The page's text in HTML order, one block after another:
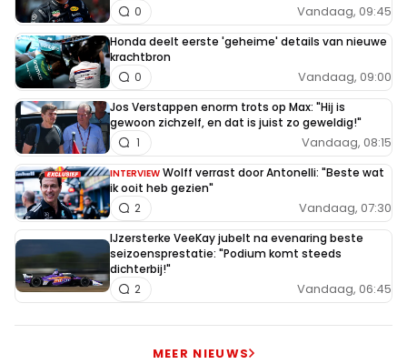
Vandaag, 09:45
0
Honda deelt eerste 'geheime' details van nieuwe
krachtbron
Vandaag, 09:00
0
Jos Verstappen enorm trots op Max: "Hij is
gewoon zichzelf, en dat is juist zo geweldig!"
Vandaag, 08:15
1
INTERVIEW Wolff verrast door Antonelli: "Beste wat
ik ooit heb gezien"
Vandaag, 07:30
2
IJzersterke VeeKay jubelt na evenaring beste
seizoensprestatie: "Podium komt steeds
dichterbij!"
Vandaag, 06:45
2
MEER NIEUWS